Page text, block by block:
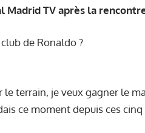
Madrid TV après la
de Ronaldo ?
le terrain, je veux gagner le
ce moment depuis ces